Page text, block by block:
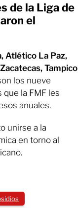
de la Liga de
el
Atlético La Paz,
Tampico
los nueve
que la FMF les
anuales.
unirse a la
en torno al